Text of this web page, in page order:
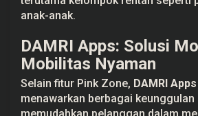
anak-anak.
DAMRI Apps: Solusi
Mobilitas Nyaman
Selain fitur Pink Zone, DAMRI Apps
menawarkan berbagai keunggulan